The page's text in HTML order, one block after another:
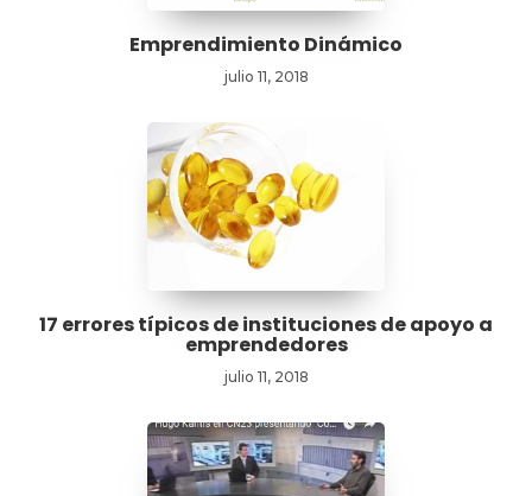
Emprendimiento Dinámico
julio 11, 2018
17 errores típicos de instituciones de apoyo a
emprendedores
julio 11, 2018